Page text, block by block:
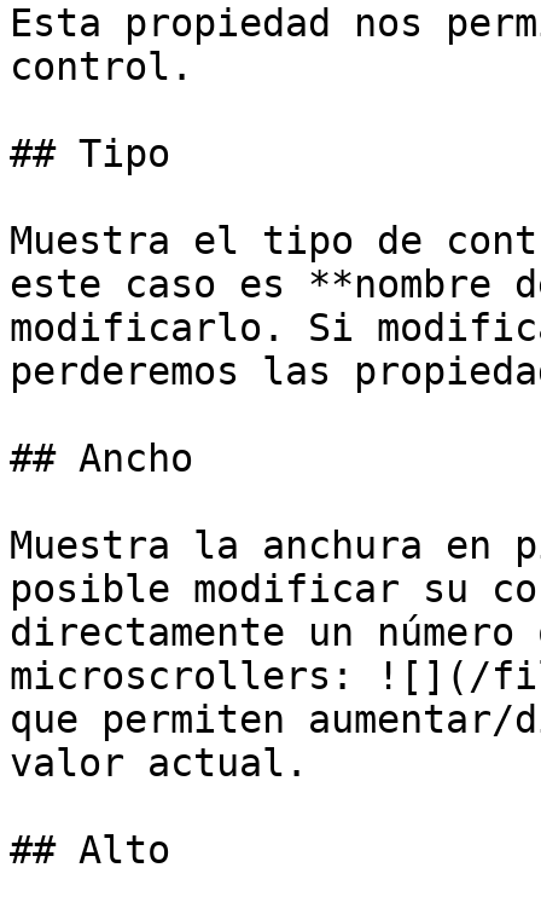
Esta propiedad nos
control.
## Tipo
Muestra el tipo de
este caso es **nombre
modificarlo. Si
perderemos las
## Ancho
Muestra la anchura
posible modificar su
directamente un
microscrollers: ![](/
que permiten
valor actual.
## Alto